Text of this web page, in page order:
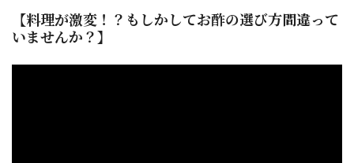
【料理が激変！？もしかしてお酢の選び方間違って
いませんか？】